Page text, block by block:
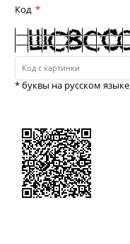
Код
* буквы на русском языке